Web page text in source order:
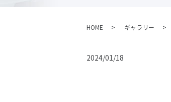
HOME ギャラリー
2024/01/18